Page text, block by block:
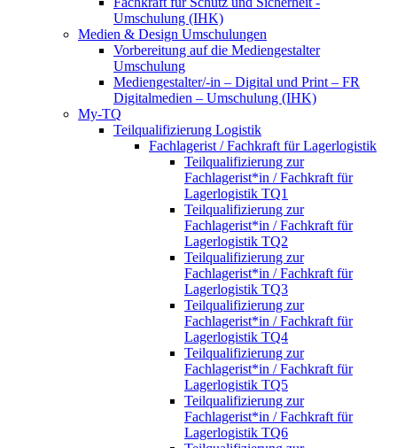
Umschulung (IHK)
Medien & Design Umschulungen
Vorbereitung auf die Mediengestalter
Umschulung
Mediengestalter/-in – Digital und Print – FR
Digitalmedien – Umschulung (IHK)
My-TQ
Teilqualifizierung Logistik
Fachlagerist / Fachkraft für Lagerlogistik
Teilqualifizierung zur
Fachlagerist*in / Fachkraft für
Lagerlogistik TQ1
Teilqualifizierung zur
Fachlagerist*in / Fachkraft für
Lagerlogistik TQ2
Teilqualifizierung zur
Fachlagerist*in / Fachkraft für
Lagerlogistik TQ3
Teilqualifizierung zur
Fachlagerist*in / Fachkraft für
Lagerlogistik TQ4
Teilqualifizierung zur
Fachlagerist*in / Fachkraft für
Lagerlogistik TQ5
Teilqualifizierung zur
Fachlagerist*in / Fachkraft für
Lagerlogistik TQ6